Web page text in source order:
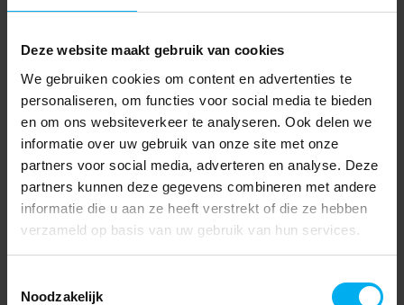
Deze website maakt gebruik van cookies
We gebruiken cookies om content en advertenties te
personaliseren, om functies voor social media te bieden
en om ons websiteverkeer te analyseren. Ook delen we
informatie over uw gebruik van onze site met onze
partners voor social media, adverteren en analyse. Deze
partners kunnen deze gegevens combineren met andere
informatie die u aan ze heeft verstrekt of die ze hebben
verzameld op basis van uw gebruik van hun services.
Noodzakelijk